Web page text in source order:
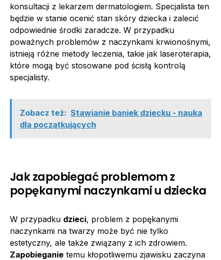
konsultacji z lekarzem dermatologiem. Specjalista ten
będzie w stanie ocenić stan skóry dziecka i zalecić
odpowiednie środki zaradcze. W przypadku
poważnych problemów z naczynkami krwionośnymi,
istnieją różne metody leczenia, takie jak laseroterapia,
które mogą być stosowane pod ścisłą kontrolą
specjalisty.
Zobacz też: Stawianie baniek dziecku - nauka
dla początkujących
Jak zapobiegać problemom z
popękanymi naczynkami u dziecka
W przypadku dzieci, problem z popękanymi
naczynkami na twarzy może być nie tylko
estetyczny, ale także związany z ich zdrowiem.
Zapobieganie temu kłopotliwemu zjawisku zaczyna